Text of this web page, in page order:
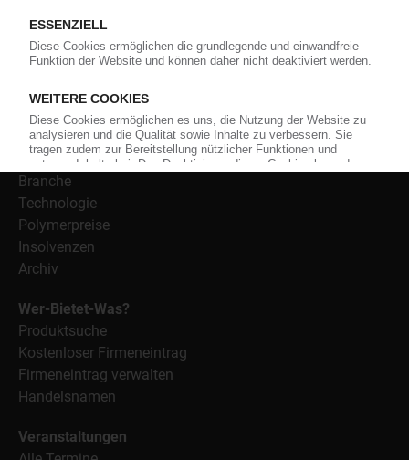
Weiterhin bietet das KunststoffWeb geeignete
Informationen wie Handelsnamen und Veranstaltungen.
Nachrichten
Alle Nachrichten
Branche
Technologie
Polymerpreise
Insolvenzen
Archiv
Wer-Bietet-Was?
Produktsuche
Kostenloser Firmeneintrag
Firmeneintrag verwalten
Handelsnamen
Veranstaltungen